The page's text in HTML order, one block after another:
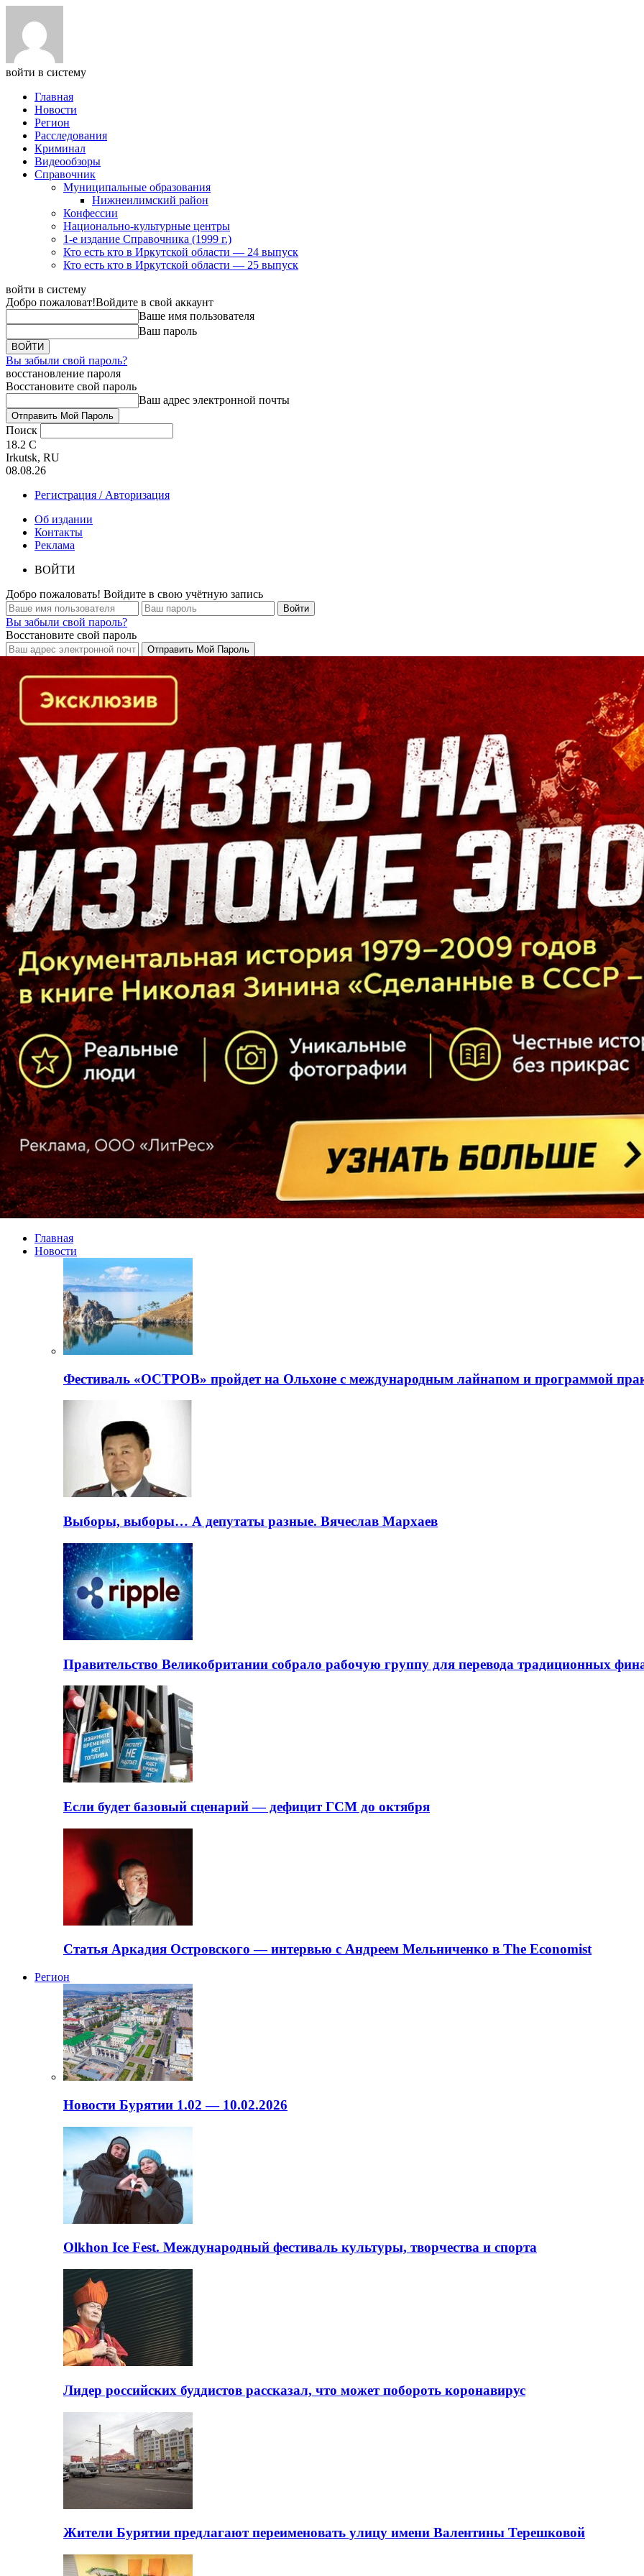
войти в систему
Главная
Новости
Регион
Расследования
Криминал
Видеообзоры
Справочник
Муниципальные образования
Нижнеилимский район
Конфессии
Национально-культурные центры
1-е издание Справочника (1999 г.)
Кто есть кто в Иркутской области — 24 выпуск
Кто есть кто в Иркутской области — 25 выпуск
войти в систему
Добро пожаловат!Войдите в свой аккаунт
Ваше имя пользователя
Ваш пароль
Вы забыли свой пароль?
восстановление пароля
Восстановите свой пароль
Ваш адрес электронной почты
Поиск
18.2 C
Irkutsk, RU
08.08.26
Регистрация / Авторизация
Об издании
Контакты
Реклама
ВОЙТИ
Добро пожаловать! Войдите в свою учётную запись
Вы забыли свой пароль?
Восстановите свой пароль
Кто есть кто в Байкальском регионе
Главная
Новости
Фестиваль «ОСТРОВ» пройдет на Ольхоне с международным лайнапом и программой
Выборы, выборы… А депутаты разные. Вячеслав Мархаев
Правительство Великобритании собрало рабочую группу для перевода традиционных
Если будет базовый сценарий — дефицит ГСМ до октября
Статья Аркадия Островского — интервью с Андреем Мельниченко в The Economist
Регион
Новости Бурятии 1.02 — 10.02.2026
Olkhon Ice Fest. Международный фестиваль культуры, творчества и спорта
Лидер российских буддистов рассказал, что может побороть коронавирус
Жители Бурятии предлагают переименовать улицу имени Валентины Терешковой